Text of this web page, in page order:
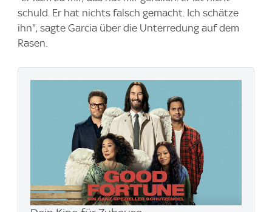
schuld. Er hat nichts falsch gemacht. Ich schätze
ihn", sagte Garcia über die Unterredung auf dem
Rasen.